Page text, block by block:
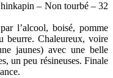
– Non tourbé – 32
l’alcool, boisé, pomme
Chaleureux, voire
jaunes) avec une belle
un peu résineuses. Finale